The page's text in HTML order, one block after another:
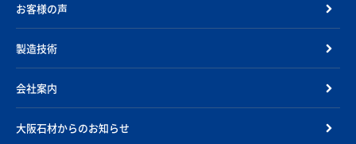
お客様の声
製造技術
会社案内
大阪石材からのお知らせ